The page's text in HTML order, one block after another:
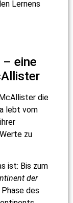
Lernens
– eine
die
lebt vom
zu
ist: Bis zum
der
des